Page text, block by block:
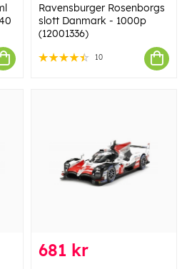
Ravensburger Rosenborgs
slott Danmark - 1000p
(12001336)
10
681 kr